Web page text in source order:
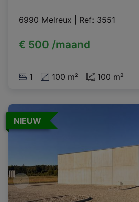
6990 Melreux Ref: 3551
€ 500 /maand
1 100 m² 100 m²
NIEUW